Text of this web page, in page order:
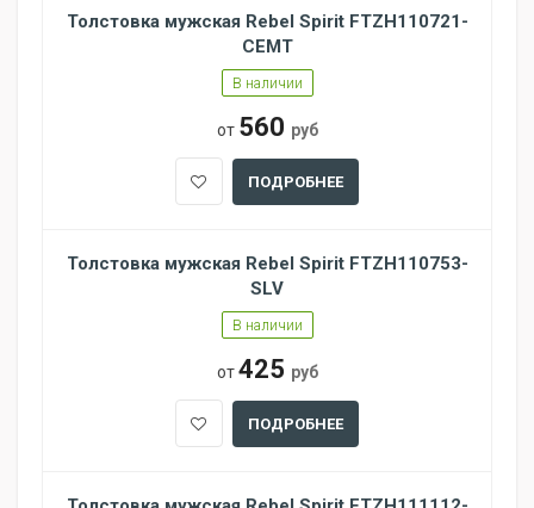
Толстовка мужская Rebel Spirit FTZH110721-
CEMT
В наличии
от 560 руб
ПОДРОБНЕЕ
Толстовка мужская Rebel Spirit FTZH110753-
SLV
В наличии
от425 руб
ПОДРОБНЕЕ